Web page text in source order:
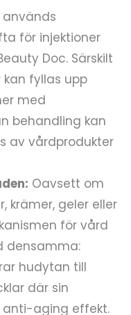
för injektioner
Doc. Särskilt
fyllas upp
med
behandling kan
av vårdprodukter
Oavsett om
krämer, geler eller
för vård
densamma:
hudytan till
där sin
aging effekt.